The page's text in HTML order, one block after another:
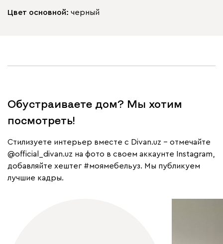
Цвет основной: черный
Обустраиваете дом? Мы хотим
посмотреть!
Cтилизуете интерьер вместе с Divan.uz – отмечайте
@official_divan.uz на фото в своем аккаунте Instagram,
добавляйте хештег #моямебельуз. Мы публикуем
лучшие кадры.